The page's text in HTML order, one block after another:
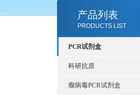
产品列表
PRODUCTS LIST
PCR试剂盒
科研抗原
瘤病毒PCR试剂盒